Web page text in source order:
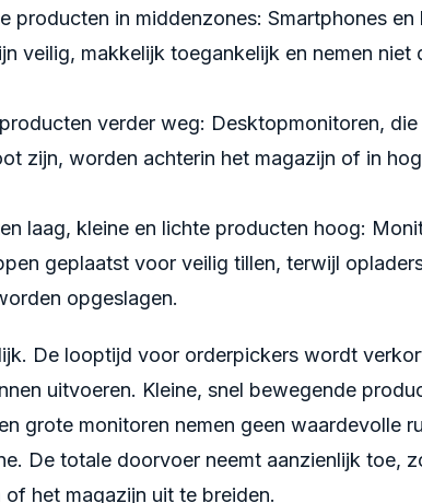
producten in middenzones: Smartphones
veilig, makkelijk toegankelijk en nemen niet
verder weg: Desktopmonitoren, die
zijn, worden achterin het magazijn of in
laag, kleine en lichte producten hoog:
geplaatst voor veilig tillen, terwijl
opgeslagen.
De looptijd voor orderpickers wordt
uitvoeren. Kleine, snel bewegende
grote monitoren nemen geen waardevolle
De totale doorvoer neemt aanzienlijk toe,
of het magazijn uit te breiden.